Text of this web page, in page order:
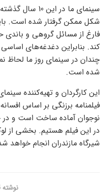
سینمای ما در
شکل ممکن گرفتار شده است.
فارغ از مسائل گروهی و باندی
کند. بنابراین دغدغه‌های
چندان در سینمای روز ما
شده است.
این کارگردان و تهیه‌کننده
فیلمنامه برزنگی بر اساس
نوجوان آماده ساخت است و در
در این فیلم هستیم. بخشی از
شیرگاه مازندران انجام خواهد
نوشته